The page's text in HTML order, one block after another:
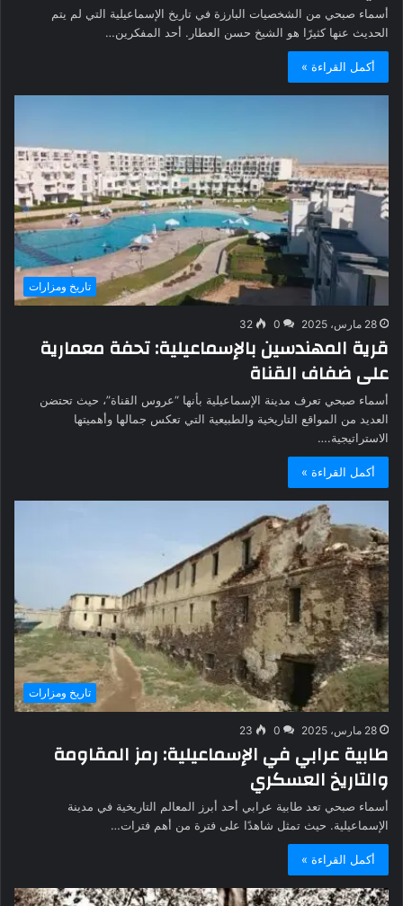
أسماء صبحي من الشخصيات البارزة في تاريخ الإسماعيلية التي لم يتم
الحديث عنها كثيرًا هو الشيخ حسن العطار. أحد المفكرين…
أكمل القراءة »
تاريخ ومزارات
28 مارس، 2025 0
32
قرية المهندسين بالإسماعيلية: تحفة معمارية
على ضفاف القناة
أسماء صبحي تعرف مدينة الإسماعيلية بأنها “عروس القناة”، حيث تحتضن
العديد من المواقع التاريخية والطبيعية التي تعكس جمالها وأهميتها
الاستراتيجية.…
أكمل القراءة »
تاريخ ومزارات
28 مارس، 2025 0
23
طابية عرابي في الإسماعيلية: رمز المقاومة
والتاريخ العسكري
أسماء صبحي تعد طابية عرابي أحد أبرز المعالم التاريخية في مدينة
الإسماعيلية. حيث تمثل شاهدًا على فترة من أهم فترات…
أكمل القراءة »